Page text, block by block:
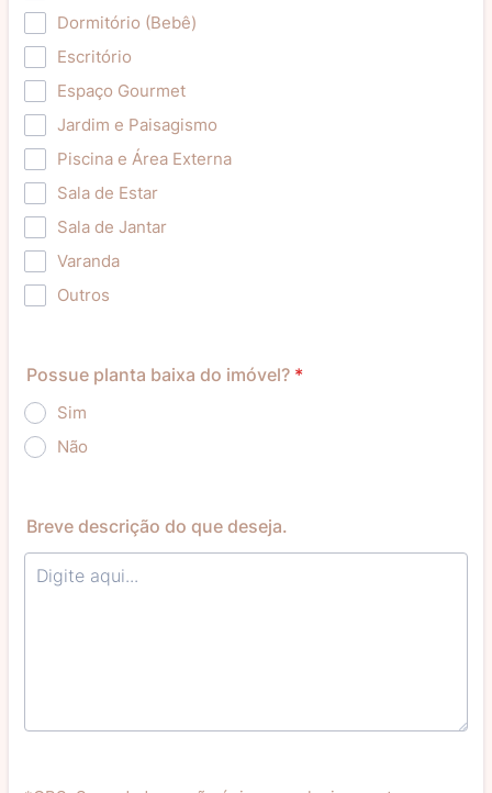
Dormitório (Bebê)
Escritório
Espaço Gourmet
Jardim e Paisagismo
Piscina e Área Externa
Sala de Estar
Sala de Jantar
Varanda
Outros
Possue planta baixa do imóvel? *
Sim
Não
Breve descrição do que deseja.